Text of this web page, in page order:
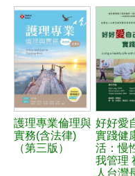
護理專業倫理與
實務(含法律)
（第三版）
好好愛
實踐健
活：慢
我管理
人台灣